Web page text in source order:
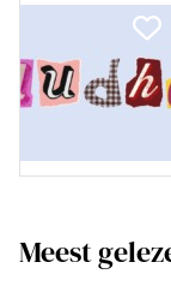
Meest